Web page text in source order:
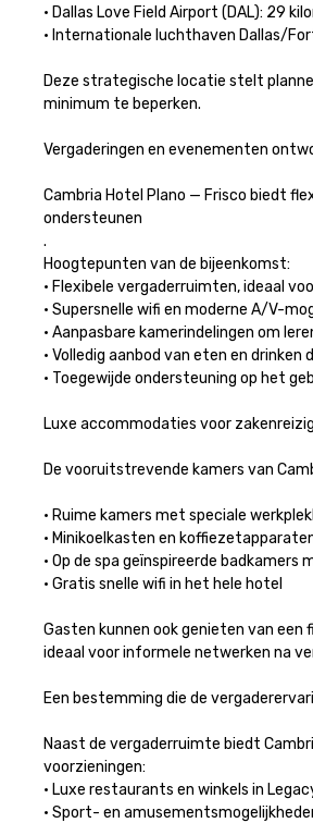
• Dallas Love Field Airport (DAL): 29
• Internationale luchthaven Dallas/
Deze strategische locatie stelt
minimum te beperken.
Vergaderingen en evenementen
Cambria Hotel Plano — Frisco biedt
ondersteunen
.
Hoogtepunten van de bijeenkomst:
• Flexibele vergaderruimten, ideaal
• Supersnelle wifi en moderne A/V-
• Aanpasbare kamerindelingen om
• Volledig aanbod van eten en
• Toegewijde ondersteuning op het
Luxe accommodaties voor
De vooruitstrevende kamers van
• Ruime kamers met speciale
• Minikoelkasten en
• Op de spa geïnspireerde
• Gratis snelle wifi in het hele hotel
Gasten kunnen ook genieten van
ideaal voor informele netwerken na
Een bestemming die de
Naast de vergaderruimte biedt
voorzieningen:
• Luxe restaurants en winkels in
• Sport- en